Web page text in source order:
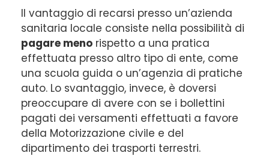
Il vantaggio di recarsi presso un’azienda
sanitaria locale consiste nella possibilità di
pagare meno rispetto a una pratica
effettuata presso altro tipo di ente, come
una scuola guida o un’agenzia di pratiche
auto. Lo svantaggio, invece, è doversi
preoccupare di avere con se i bollettini
pagati dei versamenti effettuati a favore
della Motorizzazione civile e del
dipartimento dei trasporti terrestri.